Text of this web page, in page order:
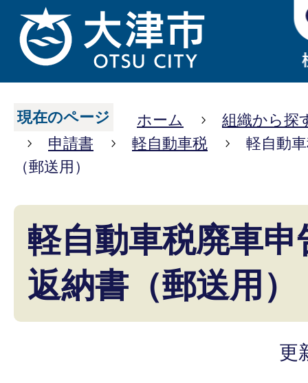
現在のページ ホーム
組織から探
申請書
軽自動車税
軽自動
（郵送用）
軽自動車税廃車申
返納書（郵送用）
更